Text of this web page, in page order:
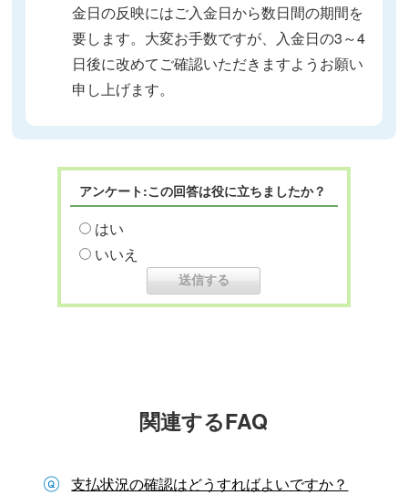
金日の反映にはご入金日から数日間の期間を
要します。大変お手数ですが、入金日の3～4
日後に改めてご確認いただきますようお願い
申し上げます。
アンケート:この回答は役に立ちましたか？
はい
いいえ
関連するFAQ
支払状況の確認はどうすればよいですか？